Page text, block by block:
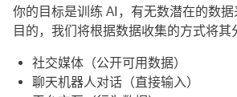
你的目标是训练 AI，有无数潜在的数
目的，我们将根据数据收集的方式将其
社交媒体（公开可用数据）
聊天机器人对话（直接输入）